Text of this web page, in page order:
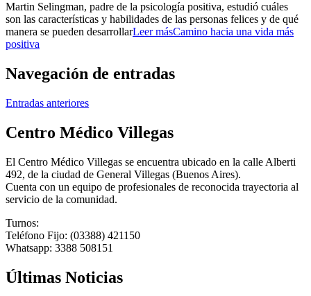
Martin Selingman, padre de la psicología positiva, estudió cuáles
son las características y habilidades de las personas felices y de qué
manera se pueden desarrollarLeer másCamino hacia una vida más
positiva
Navegación de entradas
Entradas anteriores
Centro Médico Villegas
El Centro Médico Villegas se encuentra ubicado en la calle Alberti
492, de la ciudad de General Villegas (Buenos Aires).
Cuenta con un equipo de profesionales de reconocida trayectoria al
servicio de la comunidad.
Turnos:
Teléfono Fijo: (03388) 421150
Whatsapp: 3388 508151
Últimas Noticias